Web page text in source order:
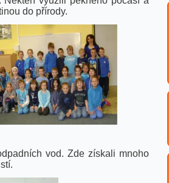
do přírody.
vod. Zde získali mnoho